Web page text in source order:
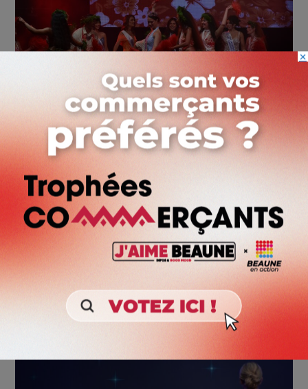
Après l’entracte, l’école de danse tahitienne Te Herehia a fait le show © Lukas Dutaud
Les candidates ont ensuite fait un dernier défilé avant les résultats © Lukas Dutaud
×